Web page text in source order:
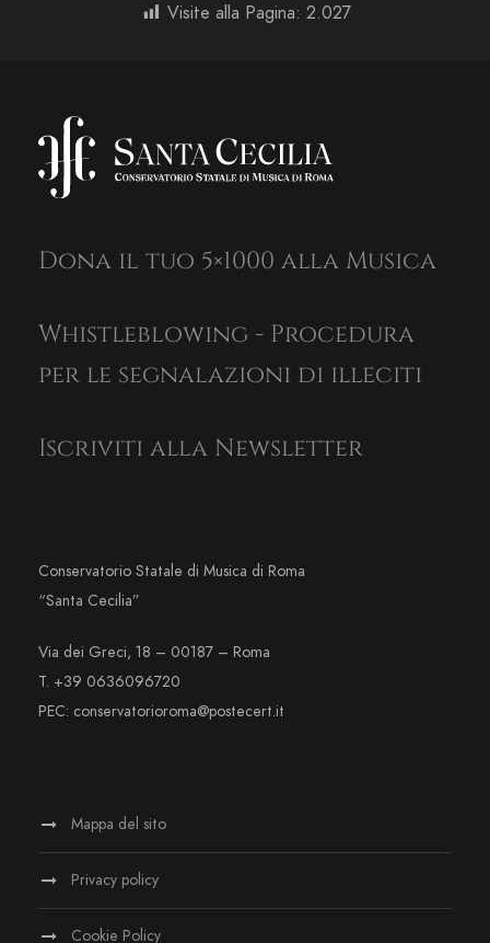
Visite alla Pagina: 2.027
Dona il tuo 5×1000 alla Musica
Whistleblowing - Procedura
per le segnalazioni di illeciti
Iscriviti alla Newsletter
Conservatorio Statale di Musica di Roma
“Santa Cecilia”
Via dei Greci, 18 – 00187 – Roma
T. +39 0636096720
PEC: conservatorioroma@postecert.it
Mappa del sito
Privacy policy
Cookie Policy